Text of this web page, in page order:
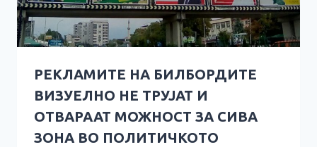
РЕКЛАМИТЕ НА БИЛБОРДИТЕ
ВИЗУЕЛНО НЕ ТРУЈАТ И
ОТВАРААТ МОЖНОСТ ЗА СИВА
ЗОНА ВО ПОЛИТИЧКОТО